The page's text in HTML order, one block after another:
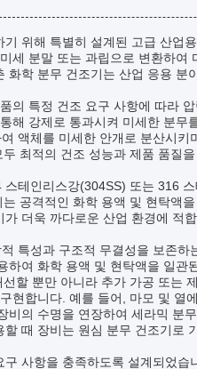
위해 특별히 설계된 고급 산업
세 분말 또는 과립으로 변환하여
학 분무 건조기는 산업 응용 분
의 특정 건조 요구 사항에 따라
해 강제로 통과시켜 미세한 분무
액체를 미세한 안개로 분산시키
최적의 건조 성능과 제품 품질
테인리스강(304SS) 또는 316
공격적인 화학 용액 및 현탁액
더욱 까다로운 산업 환경에 적
특성과 구조적 무결성을 보존하
여 화학 용액 및 현탁액을 일관
할 뿐만 아니라 추가 가공 또는
현합니다. 예를 들어, 마모 및 열
의 수명을 연장하여 세라믹 분
때 장비는 원심 분무 건조기로
사항을 충족하도록 설계되었습